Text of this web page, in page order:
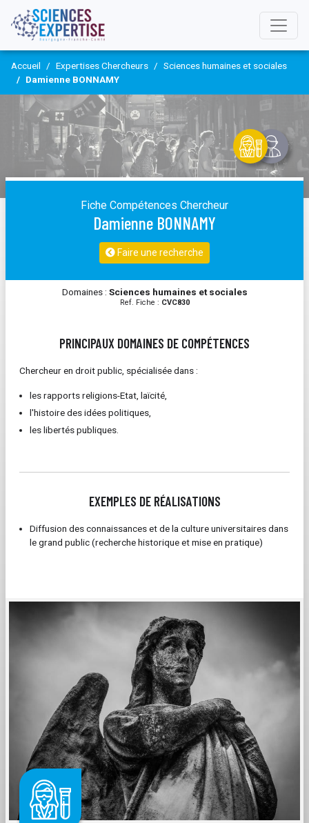
Accueil Expertises Chercheurs
Sciences humaines et sociales
Damienne BONNAMY
Fiche Compétences Chercheur
Damienne BONNAMY
Faire une recherche
Domaines : Sciences humaines et sociales
Ref. Fiche : CVC830
PRINCIPAUX DOMAINES DE COMPÉTENCES
Chercheur en droit public, spécialisée dans :
les rapports religions-Etat, laïcité,
l'histoire des idées politiques,
les libertés publiques.
EXEMPLES DE RÉALISATIONS
Diffusion des connaissances et de la culture universitaires dans
le grand public (recherche historique et mise en pratique)